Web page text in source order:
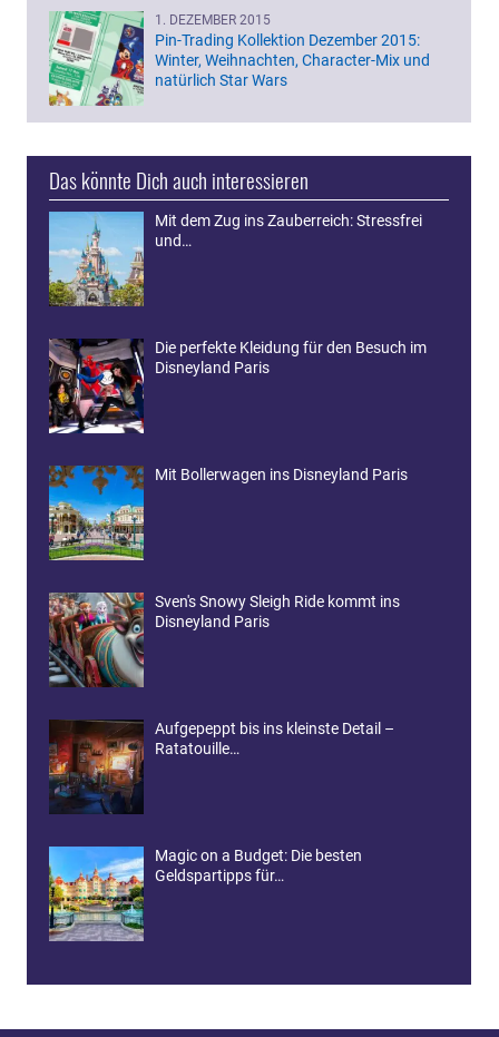
1. DEZEMBER 2015
Pin-Trading Kollektion Dezember 2015:
Winter, Weihnachten, Character-Mix und
natürlich Star Wars
Das könnte Dich auch interessieren
Mit dem Zug ins Zauberreich: Stressfrei
und…
Die perfekte Kleidung für den Besuch im
Disneyland Paris
Mit Bollerwagen ins Disneyland Paris
Sven's Snowy Sleigh Ride kommt ins
Disneyland Paris
Aufgepeppt bis ins kleinste Detail –
Ratatouille…
Magic on a Budget: Die besten
Geldspartipps für…